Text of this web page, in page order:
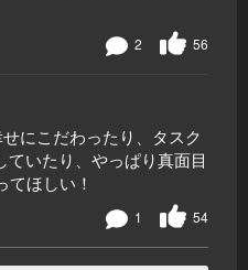
56
2
にこだわったり、タスク
ていたり、やっぱり真面目
ほしい！
54
1